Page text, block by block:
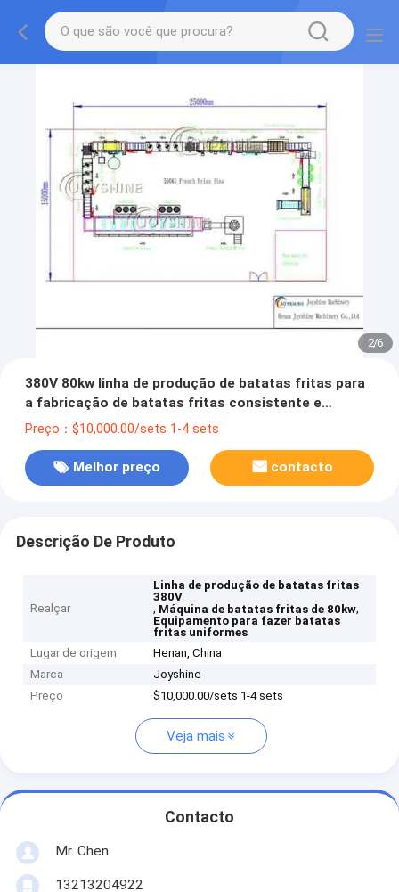
2/6
380V 80kw linha de produção de batatas fritas para
a fabricação de batatas fritas consistente e
uniforme
Preço：$10,000.00/sets 1-4 sets
Melhor preço contacto
Descrição De Produto
Realçar
Linha de produção de batatas fritas
380V
, Máquina de batatas fritas de 80kw,
Equipamento para fazer batatas
fritas uniformes
Lugar de origem
Henan, China
Marca
Joyshine
Preço
$10,000.00/sets 1-4 sets
Veja mais
Contacto
Mr. Chen
13213204922